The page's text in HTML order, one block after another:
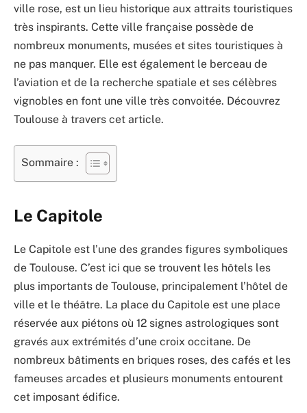
ville rose, est un lieu historique aux attraits touristiques
très inspirants. Cette ville française possède de
nombreux monuments, musées et sites touristiques à
ne pas manquer. Elle est également le berceau de
l’aviation et de la recherche spatiale et ses célèbres
vignobles en font une ville très convoitée. Découvrez
Toulouse à travers cet article.
Sommaire :
Le Capitole
Le Capitole est l’une des grandes figures symboliques
de Toulouse. C’est ici que se trouvent les hôtels les
plus importants de Toulouse, principalement l’hôtel de
ville et le théâtre. La place du Capitole est une place
réservée aux piétons où 12 signes astrologiques sont
gravés aux extrémités d’une croix occitane. De
nombreux bâtiments en briques roses, des cafés et les
fameuses arcades et plusieurs monuments entourent
cet imposant édifice.